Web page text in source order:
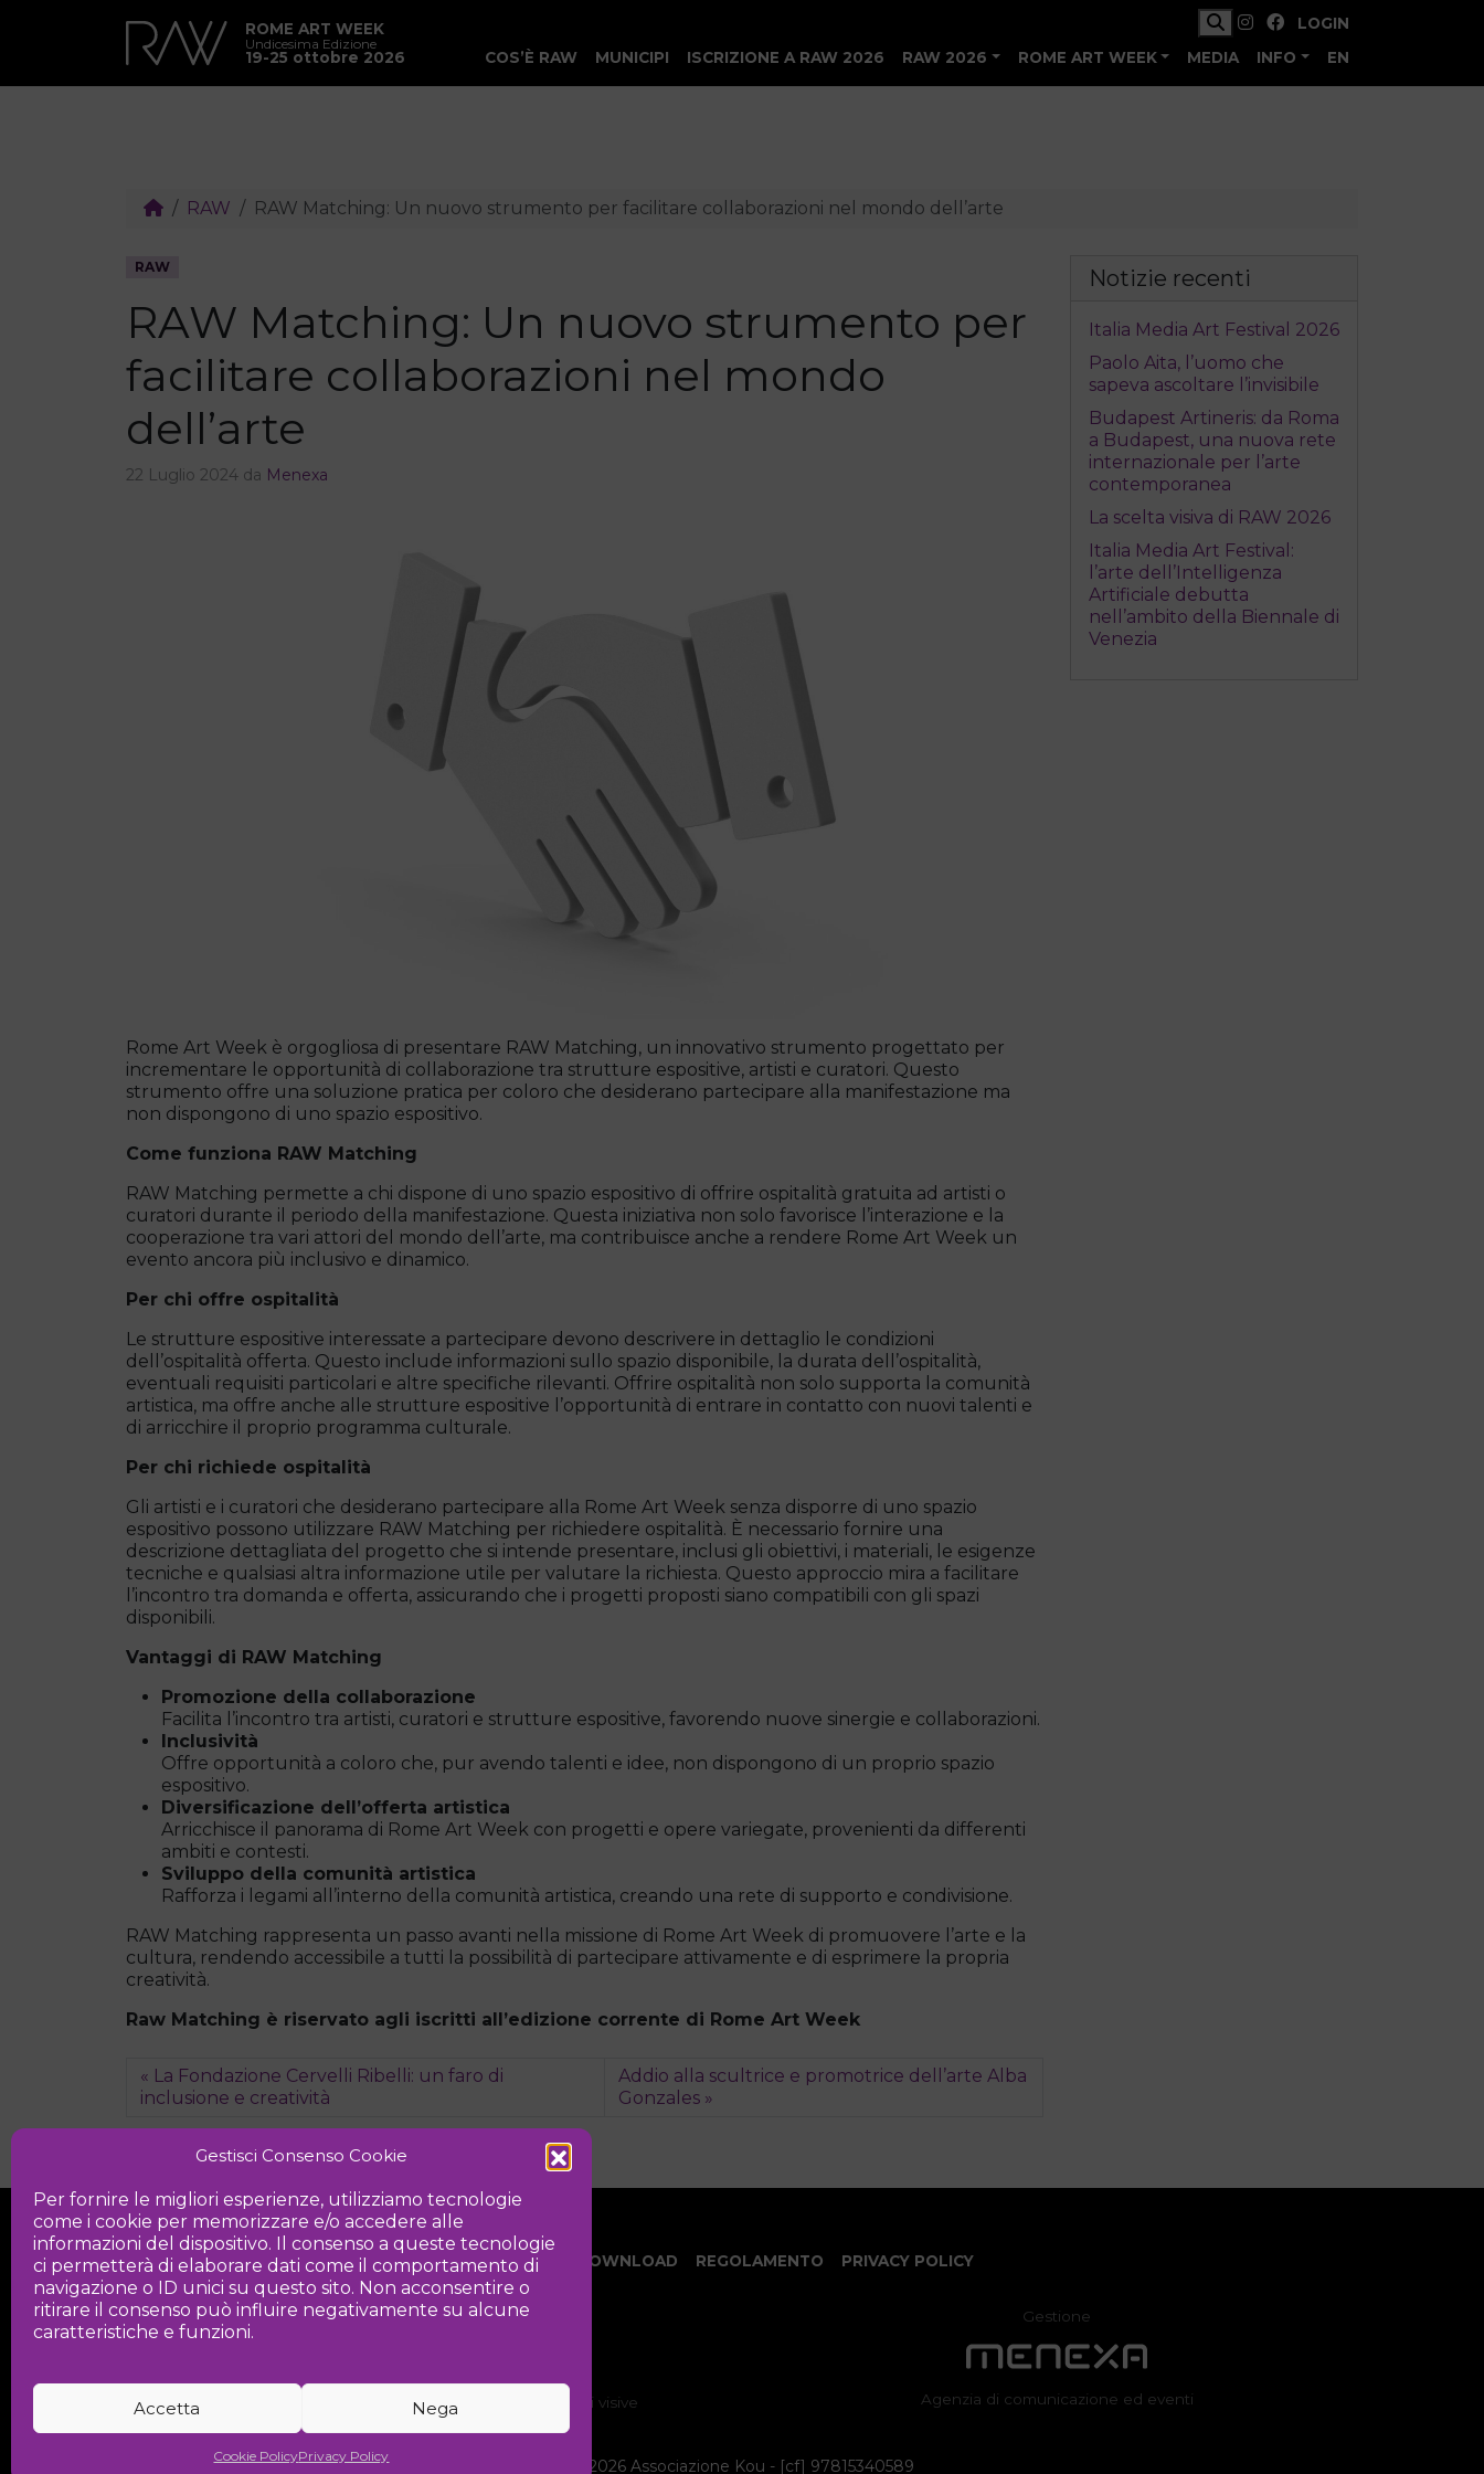
Gestisci Consenso Cookie
Per fornire le migliori esperienze, utilizziamo tecnologie
come i cookie per memorizzare e/o accedere alle
informazioni del dispositivo. Il consenso a queste tecnologie
ci permetterà di elaborare dati come il comportamento di
navigazione o ID unici su questo sito. Non acconsentire o
ritirare il consenso può influire negativamente su alcune
caratteristiche e funzioni.
Accetta Nega
Cookie PolicyPrivacy Policy
ROME ART WEEK
Undicesima Edizione
19-25 ottobre 2026
LOGIN
COS’È RAW
MUNICIPI ISCRIZIONE A RAW 2026 RAW 2026 ROME ART WEEK MEDIA INFO EN
RAW RAW Matching: Un nuovo strumento per facilitare collaborazioni nel mondo dell’arte
RAW
RAW Matching: Un nuovo strumento per
facilitare collaborazioni nel mondo
dell’arte
22 Luglio 2024 da Menexa
Rome Art Week è orgogliosa di presentare RAW Matching, un innovativo strumento progettato per
incrementare le opportunità di collaborazione tra strutture espositive, artisti e curatori. Questo
strumento offre una soluzione pratica per coloro che desiderano partecipare alla manifestazione ma
non dispongono di uno spazio espositivo.
Come funziona RAW Matching
RAW Matching permette a chi dispone di uno spazio espositivo di offrire ospitalità gratuita ad artisti o
curatori durante il periodo della manifestazione. Questa iniziativa non solo favorisce l’interazione e la
cooperazione tra vari attori del mondo dell’arte, ma contribuisce anche a rendere Rome Art Week un
evento ancora più inclusivo e dinamico.
Per chi offre ospitalità
Le strutture espositive interessate a partecipare devono descrivere in dettaglio le condizioni
dell’ospitalità offerta. Questo include informazioni sullo spazio disponibile, la durata dell’ospitalità,
eventuali requisiti particolari e altre specifiche rilevanti. Offrire ospitalità non solo supporta la comunità
artistica, ma offre anche alle strutture espositive l’opportunità di entrare in contatto con nuovi talenti e
di arricchire il proprio programma culturale.
Per chi richiede ospitalità
Gli artisti e i curatori che desiderano partecipare alla Rome Art Week senza disporre di uno spazio
espositivo possono utilizzare RAW Matching per richiedere ospitalità. È necessario fornire una
descrizione dettagliata del progetto che si intende presentare, inclusi gli obiettivi, i materiali, le esigenze
tecniche e qualsiasi altra informazione utile per valutare la richiesta. Questo approccio mira a facilitare
l’incontro tra domanda e offerta, assicurando che i progetti proposti siano compatibili con gli spazi
disponibili.
Vantaggi di RAW Matching
Promozione della collaborazione
Facilita l’incontro tra artisti, curatori e strutture espositive, favorendo nuove sinergie e collaborazioni.
Inclusività
Offre opportunità a coloro che, pur avendo talenti e idee, non dispongono di un proprio spazio
espositivo.
Diversificazione dell’offerta artistica
Arricchisce il panorama di Rome Art Week con progetti e opere variegate, provenienti da differenti
ambiti e contesti.
Sviluppo della comunità artistica
Rafforza i legami all’interno della comunità artistica, creando una rete di supporto e condivisione.
RAW Matching rappresenta un passo avanti nella missione di Rome Art Week di promuovere l’arte e la
cultura, rendendo accessibile a tutti la possibilità di partecipare attivamente e di esprimere la propria
creatività.
Raw Matching è riservato agli iscritti all’edizione corrente di Rome Art Week
La Fondazione Cervelli Ribelli: un faro di
inclusione e creatività
Addio alla scultrice e promotrice dell’arte Alba
Gonzales
Notizie recenti
Italia Media Art Festival 2026
Paolo Aita, l’uomo che
sapeva ascoltare l’invisibile
Budapest Artineris: da Roma
a Budapest, una nuova rete
internazionale per l’arte
contemporanea
La scelta visiva di RAW 2026
Italia Media Art Festival:
l’arte dell’Intelligenza
Artificiale debutta
nell’ambito della Biennale di
Venezia
NOTIZIE DOWNLOAD REGOLAMENTO PRIVACY POLICY
Iniziativa
Associazione culturale per la promozione delle arti visive
Gestione
Agenzia di comunicazione ed eventi
2026 Associazione Kou - [cf] 97815340589